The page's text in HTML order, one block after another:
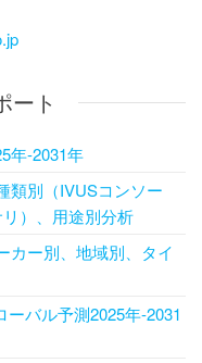
ート
年-2031年
類別（IVUSコンソー
）、用途別分析
カー別、地域別、タイ
バル予測2025年-2031